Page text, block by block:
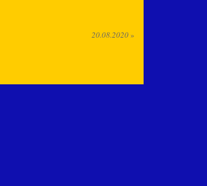
20.08.2020»